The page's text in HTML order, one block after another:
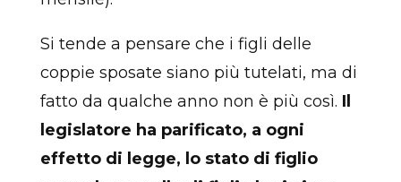
Si tende a pensare che i figli delle
coppie sposate siano più tutelati, ma di
fatto da qualche anno non è più così. Il
legislatore ha parificato, a ogni
effetto di legge, lo stato di figlio